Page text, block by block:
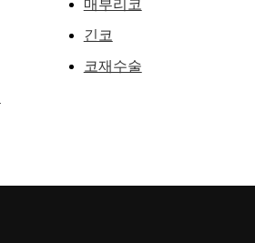
매부리코
긴코
코재수술